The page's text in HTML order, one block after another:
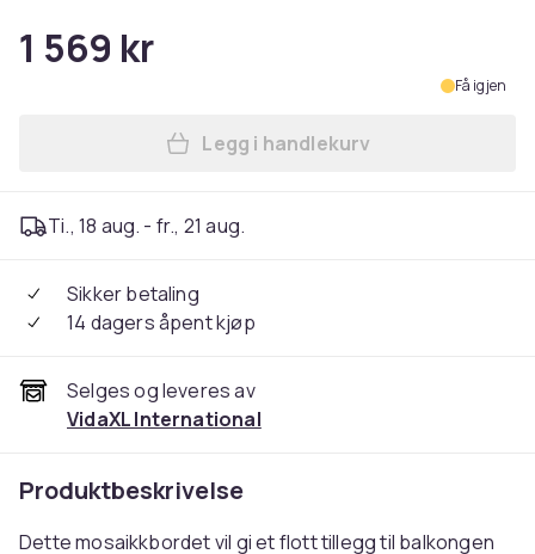
1 569 kr
Få igjen
Legg vidaXL
Legg i handlekurv
Ti., 18 aug. - fr., 21 aug.
Sikker betaling
14 dagers åpent kjøp
Selges og leveres av
VidaXL International
Produktbeskrivelse
Dette mosaikkbordet vil gi et flott tillegg til balkongen